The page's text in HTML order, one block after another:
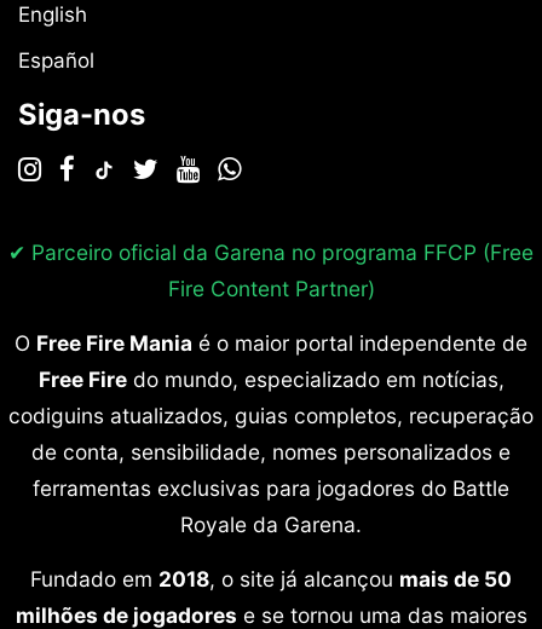
English
Español
Siga-nos
✔ Parceiro oficial da Garena no programa FFCP (Free
Fire Content Partner)
O Free Fire Mania é o maior portal independente de
Free Firedo mundo, especializado em notícias,
codiguins atualizados, guias completos, recuperação
de conta, sensibilidade, nomes personalizados e
ferramentas exclusivas para jogadores do Battle
Royale da Garena.
Fundado em 2018, o site já alcançou mais de 50
milhões de jogadores e se tornou uma das maiores